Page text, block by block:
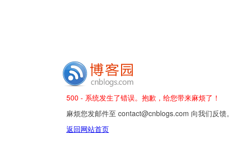
500 - 系统发生了错误。抱歉，给您带来麻烦了！
麻烦您发邮件至 contact@cnblogs.com 向我们反馈。
返回网站首页